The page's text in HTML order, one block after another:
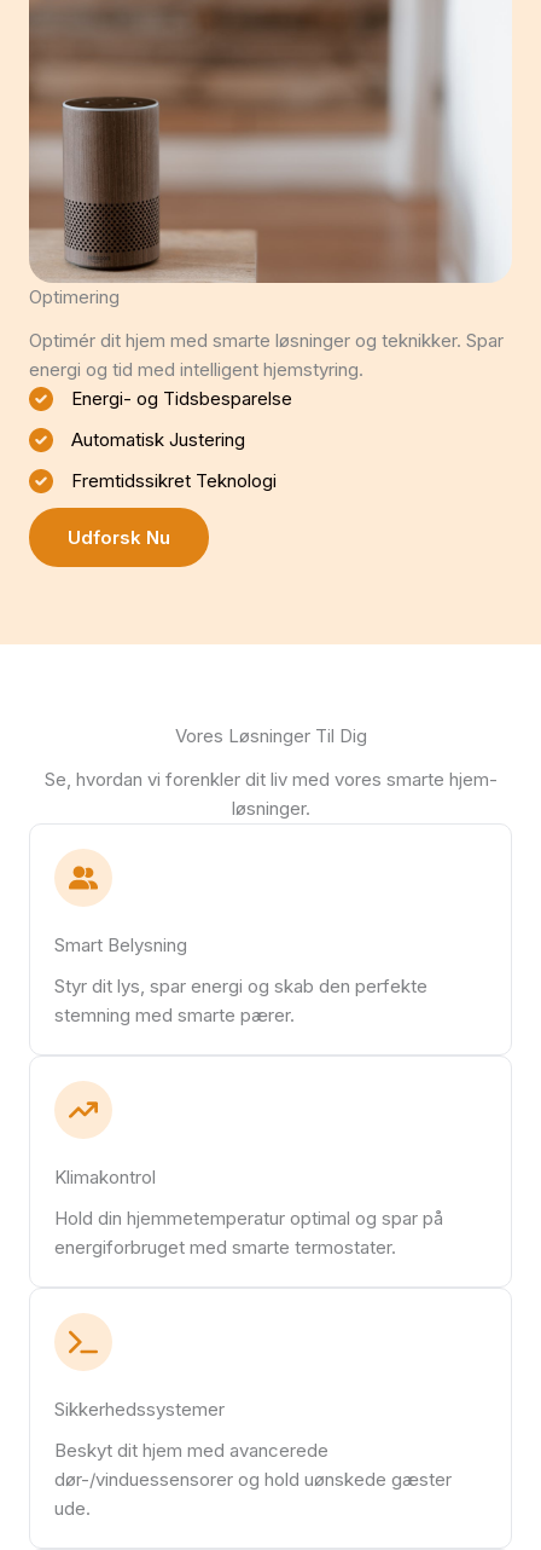
Optimering
Optimér dit hjem med smarte løsninger og teknikker. Spar
energi og tid med intelligent hjemstyring.
Energi- og Tidsbesparelse
Automatisk Justering
Fremtidssikret Teknologi
Udforsk Nu
Vores Løsninger Til Dig
Se, hvordan vi forenkler dit liv med vores smarte hjem-
løsninger.
Smart Belysning
Styr dit lys, spar energi og skab den perfekte
stemning med smarte pærer.
Klimakontrol
Hold din hjemmetemperatur optimal og spar på
energiforbruget med smarte termostater.
Sikkerhedssystemer
Beskyt dit hjem med avancerede
dør-/vinduessensorer og hold uønskede gæster
ude.